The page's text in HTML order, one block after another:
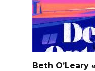
Beth O’Leary